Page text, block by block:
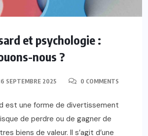
et psychologie :
nous ?
SEPTEMBRE 2025 0 COMMENTS
est une forme de divertissement
de perdre ou de gagner de
biens de valeur. Il s’agit d’une